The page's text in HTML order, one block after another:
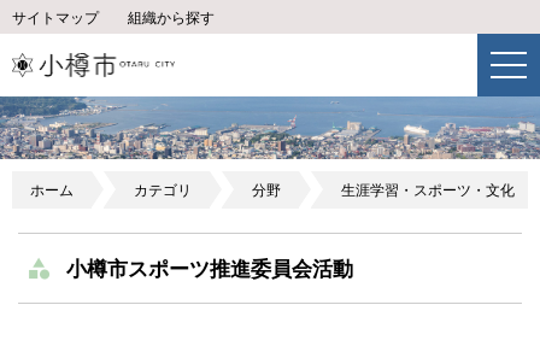
サイトマップ 組織から探す
ホーム カテゴリ 分野 生涯学習・スポーツ・文化
小樽市スポーツ推進委員会活動